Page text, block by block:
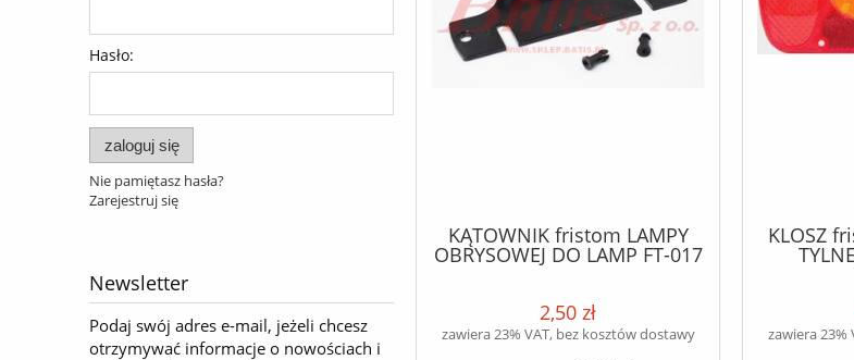
Hasło:
zaloguj się
Nie pamiętasz hasła?
Zarejestruj się
Newsletter
Podaj swój adres e-mail, jeżeli chcesz
otrzymywać informacje o nowościach i
KĄTOWNIK fristom LAMPY
OBRYSOWEJ DO LAMP FT-017
I FT-018 / wspornik obrysówki
2,50 zł
zawiera 23% VAT, bez kosztów dostawy
KLOSZ
zawiera 23%